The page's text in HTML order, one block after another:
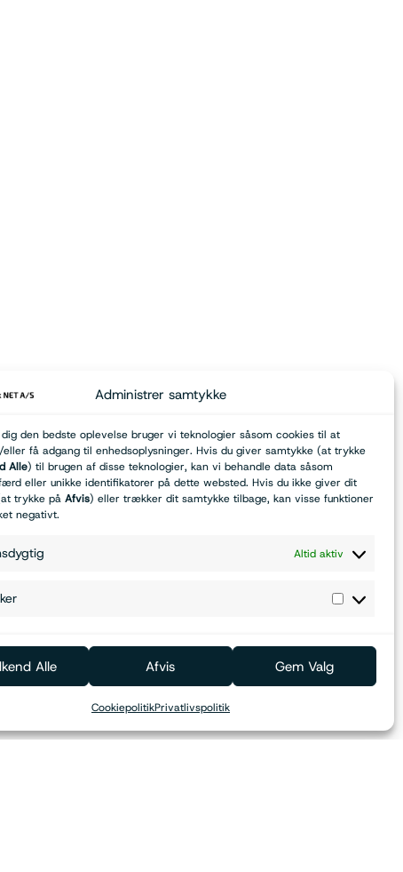
Administrer samtykke
den bedste oplevelse bruger vi teknologier såsom cookies til at
få adgang til enhedsoplysninger. Hvis du giver samtykke (at trykke
Alle) til brugen af disse teknologier, kan vi behandle data såsom
eller unikke identifikatorer på dette websted. Hvis du ikke giver dit
trykke på Afvis) eller trækker dit samtykke tilbage, kan visse funktioner
negativt.
Altid aktiv
Alle Afvis Gem Valg
CookiepolitikPrivatlivspolitik
Brug for hjælp?